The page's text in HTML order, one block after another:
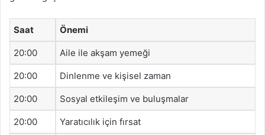
Saat Önemi
20:00 Aile ile akşam yemeği
20:00 Dinlenme ve kişisel zaman
20:00 Sosyal etkileşim ve buluşmalar
20:00 Yaratıcılık için fırsat